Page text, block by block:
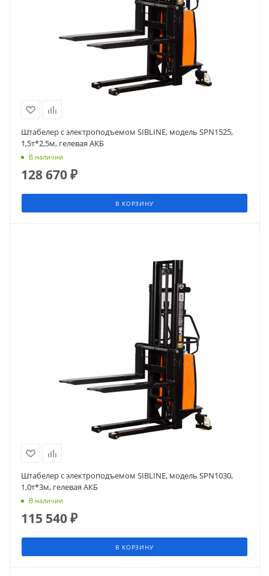
Штабелер с электроподъемом SIBLINE, модель SPN1525,
1,5т*2,5м, гелевая АКБ
В наличии
128 670₽
В КОРЗИНУ
Штабелер с электроподъемом SIBLINE, модель SPN1030,
1,0т*3м, гелевая АКБ
В наличии
115 540₽
В КОРЗИНУ